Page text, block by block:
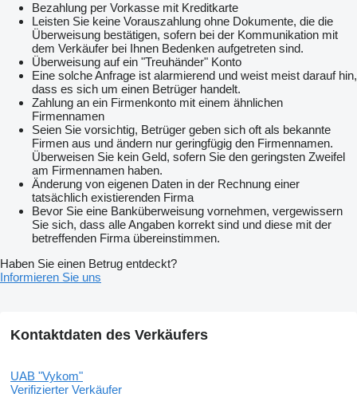
Bezahlung per Vorkasse mit Kreditkarte
Leisten Sie keine Vorauszahlung ohne Dokumente, die die
Überweisung bestätigen, sofern bei der Kommunikation mit
dem Verkäufer bei Ihnen Bedenken aufgetreten sind.
Überweisung auf ein "Treuhänder" Konto
Eine solche Anfrage ist alarmierend und weist meist darauf hin,
dass es sich um einen Betrüger handelt.
Zahlung an ein Firmenkonto mit einem ähnlichen
Firmennamen
Seien Sie vorsichtig, Betrüger geben sich oft als bekannte
Firmen aus und ändern nur geringfügig den Firmennamen.
Überweisen Sie kein Geld, sofern Sie den geringsten Zweifel
am Firmennamen haben.
Änderung von eigenen Daten in der Rechnung einer
tatsächlich existierenden Firma
Bevor Sie eine Banküberweisung vornehmen, vergewissern
Sie sich, dass alle Angaben korrekt sind und diese mit der
betreffenden Firma übereinstimmen.
Haben Sie einen Betrug entdeckt?
Informieren Sie uns
Kontaktdaten des Verkäufers
UAB "Vykom"
Verifizierter Verkäufer